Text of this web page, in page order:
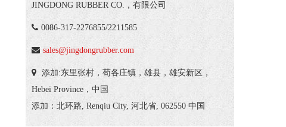
JINGDONG RUBBER CO.，有限公司
0086-317-2276855/2211585
sales@jingdongrubber.com
添加:东里张村，苟各庄镇，雄县，雄安新区，
Hebei Province ，中国
添加：北环路, Renqiu City, 河北省, 062550 中国